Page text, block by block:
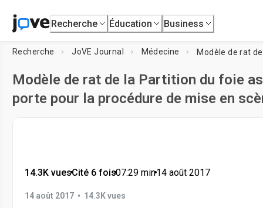
Recherche Éducation Business
Recherche JoVE Journal Médecine
Modèle de rat de la Partition du foie
porte pour la procédure de mise en
14.3K vues•Cité 6 fois•07:29 min•14 août 2017
14 août 2017 • 14.3K vues